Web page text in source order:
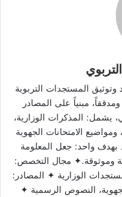
المستجدات التربوية
مبنياً على المصادر
يشمل: المذكرات الوزارية،
الامتحانات الجهوية
بهدف واحد: جعل المعلومة
وموثوقة.✦ مجال التخصص:
الوزارية ✦ المصادر:
الجهوية، النصوص الرسمية ✦